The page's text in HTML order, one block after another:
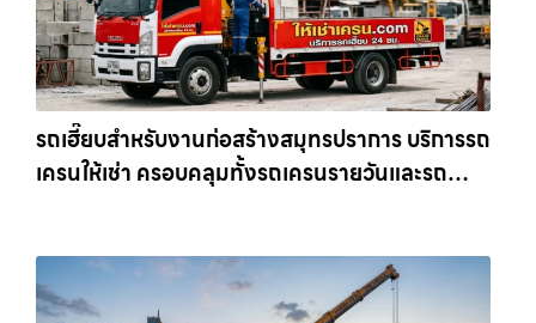
รถเฮี๊ยบสำหรับงานก่อสร้างสมุทรปราการ บริการรถ
เครนให้เช่า ครอบคลุมทั้งรถเครนรายวันและรถ